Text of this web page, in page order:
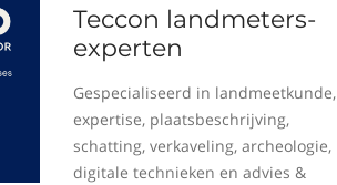
Teccon landmeters-
experten
Gespecialiseerd in landmeetkunde,
expertise, plaatsbeschrijving,
schatting, verkaveling, archeologie,
digitale technieken en advies &